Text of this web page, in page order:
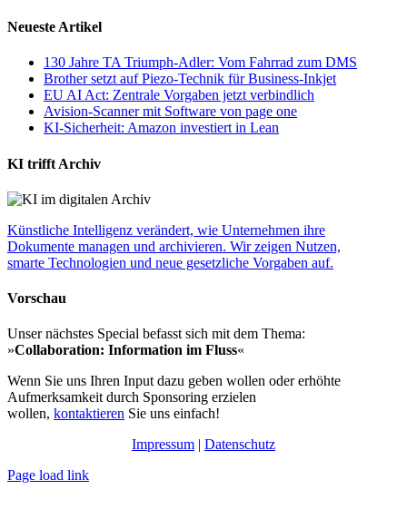
Neueste Artikel
130 Jahre TA Triumph-Adler: Vom Fahrrad zum DMS
Brother setzt auf Piezo-Technik für Business-Inkjet
EU AI Act: Zentrale Vorgaben jetzt verbindlich
Avision-Scanner mit Software von page one
KI-Sicherheit: Amazon investiert in Lean
KI trifft Archiv
Künstliche Intelligenz verändert, wie Unternehmen ihre
Dokumente managen und archivieren. Wir zeigen Nutzen,
smarte Technologien und neue gesetzliche Vorgaben auf.
Vorschau
Unser nächstes Special befasst sich mit dem Thema:
»Collaboration: Information im Fluss«
Wenn Sie uns Ihren Input dazu geben wollen oder erhöhte
Aufmerksamkeit durch Sponsoring erzielen
wollen, kontaktieren Sie uns einfach!
Impressum | Datenschutz
Page load link